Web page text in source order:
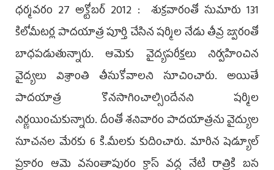
ధర్మవరం 27 అక్టోబర్ 2012 : శుక్రవారంతో సుమారు 131
కిలోమీటర్ల పాదయాత్ర పూర్తి చేసిన షర్మిల నేడు తీవ్ర జ్వరంతో
బాధపడుతున్నారు. ఆమెకు వైద్యపరీక్షలు నిర్వహించిన
వైద్యలు విశ్రాంతి తీసుకోవాలని సూచించారు. అయితే
పాదయాత్ర కొనసాగించాల్సిందేనని షర్మిల
నిర్ణయించుకున్నారు. దీంతో శనివారం పాదయాత్రను వైద్యుల
సూచనల మేరకు 6 కి.మీలకు కుదించారు. మారిన షెడ్యూల్
ప్రకారం ఆమె వసంతాపురం క్రాస్ వద్ద నేటి రాత్రికి బస